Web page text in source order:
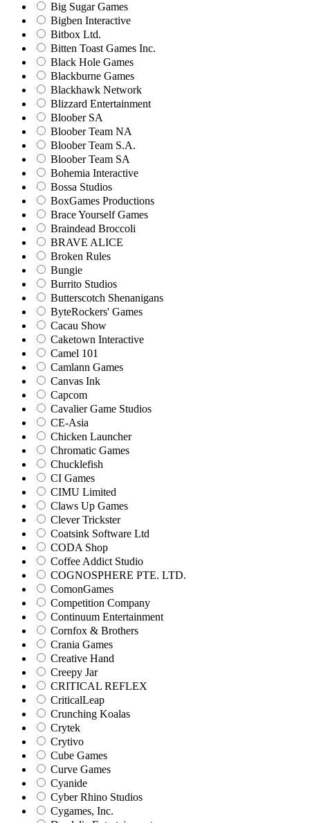
Big Sugar Games
Bigben Interactive
Bitbox Ltd.
Bitten Toast Games Inc.
Black Hole Games
Blackburne Games
Blackhawk Network
Blizzard Entertainment
Bloober SA
Bloober Team NA
Bloober Team S.A.
Bloober Team SA
Bohemia Interactive
Bossa Studios
BoxGames Productions
Brace Yourself Games
Braindead Broccoli
BRAVE ALICE
Broken Rules
Bungie
Burrito Studios
Butterscotch Shenanigans
ByteRockers' Games
Cacau Show
Caketown Interactive
Camel 101
Camlann Games
Canvas Ink
Capcom
Cavalier Game Studios
CE-Asia
Chicken Launcher
Chromatic Games
Chucklefish
CI Games
CIMU Limited
Claws Up Games
Clever Trickster
Coatsink Software Ltd
CODA Shop
Coffee Addict Studio
COGNOSPHERE PTE. LTD.
ComonGames
Competition Company
Continuum Entertainment
Cornfox & Brothers
Crania Games
Creative Hand
Creepy Jar
CRITICAL REFLEX
CriticalLeap
Crunching Koalas
Crytek
Crytivo
Cube Games
Curve Games
Cyanide
Cyber Rhino Studios
Cygames, Inc.